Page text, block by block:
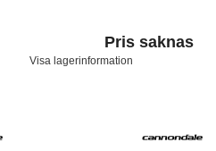
Pris saknas
Visa lagerinformation